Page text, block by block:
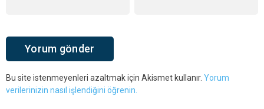
Bu site istenmeyenleri azaltmak için Akismet kullanır. Yorum
verilerinizin nasıl işlendiğini öğrenin.